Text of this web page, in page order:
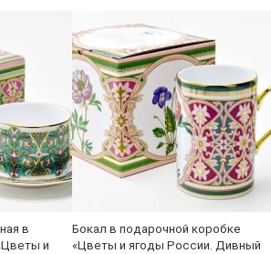
в
и
Бокал в подарочной коробке
«Цветы и ягоды России. Дивный